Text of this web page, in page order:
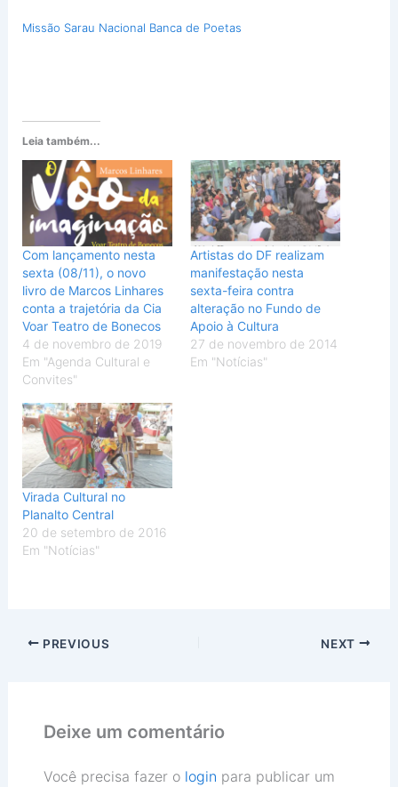
Missão Sarau Nacional Banca de Poetas
Leia também...
Com lançamento nesta
sexta (08/11), o novo
livro de Marcos Linhares
conta a trajetória da Cia
Voar Teatro de Bonecos
4 de novembro de 2019
Em "Agenda Cultural e
Convites"
Artistas do DF realizam
manifestação nesta
sexta-feira contra
alteração no Fundo de
Apoio à Cultura
27 de novembro de 2014
Em "Notícias"
Virada Cultural no
Planalto Central
20 de setembro de 2016
Em "Notícias"
PREVIOUS NEXT
Deixe um comentário
Você precisa fazer o login para publicar um